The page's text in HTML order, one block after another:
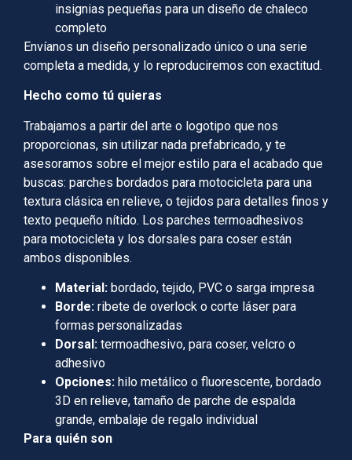
insignias pequeñas para un diseño de chaleco
completo
Envíanos un diseño personalizado único o una serie
completa a medida, y lo reproduciremos con exactitud.
Hecho como tú quieras
Trabajamos a partir del arte o logotipo que nos
proporcionas, sin utilizar nada prefabricado, y te
asesoramos sobre el mejor estilo para el acabado que
buscas: parches bordados para motocicleta para una
textura clásica en relieve, o tejidos para detalles finos y
texto pequeño nítido. Los parches termoadhesivos
para motocicleta y los dorsales para coser están
ambos disponibles.
Material: bordado, tejido, PVC o sarga impresa
Borde: ribete de overlock o corte láser para
formas personalizadas
Dorsal: termoadhesivo, para coser, velcro o
adhesivo
Opciones: hilo metálico o fluorescente, bordado
3D en relieve, tamaño de parche de espalda
grande, embalaje de regalo individual
Para quién son